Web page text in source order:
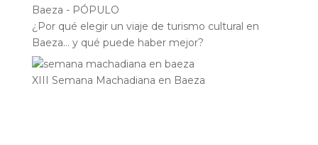
¿Por qué elegir un viaje de turismo cultural en
Baeza… y qué puede haber mejor?
XIII Semana Machadiana en Baeza